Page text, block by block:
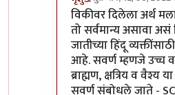
In reply toसवर्ण /
विकीवर दिलेला अर्थ
तो सर्वमान्य असावा
जातीच्या हिंदू
आहे. सवर्ण म्हणजे उच्च
ब्राह्मण, क्षत्रिय व वैश्य
सवर्ण संबोधले जाते -